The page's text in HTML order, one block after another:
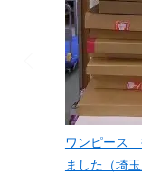
ワンピース
ました（埼